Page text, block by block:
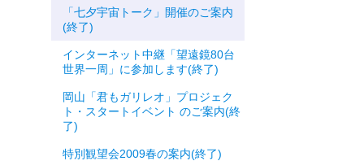
「七夕宇宙トーク」開催のご案内
(終了)
インターネット中継「望遠鏡80台
世界一周」に参加します(終了)
岡山「君もガリレオ」プロジェク
ト・スタートイベント のご案内(終
了)
特別観望会2009春の案内(終了)